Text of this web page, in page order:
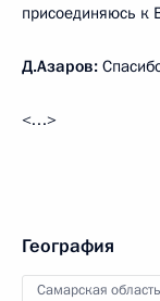
присоединяюсь
Д.Азаров:
<…>
География
Самарская область